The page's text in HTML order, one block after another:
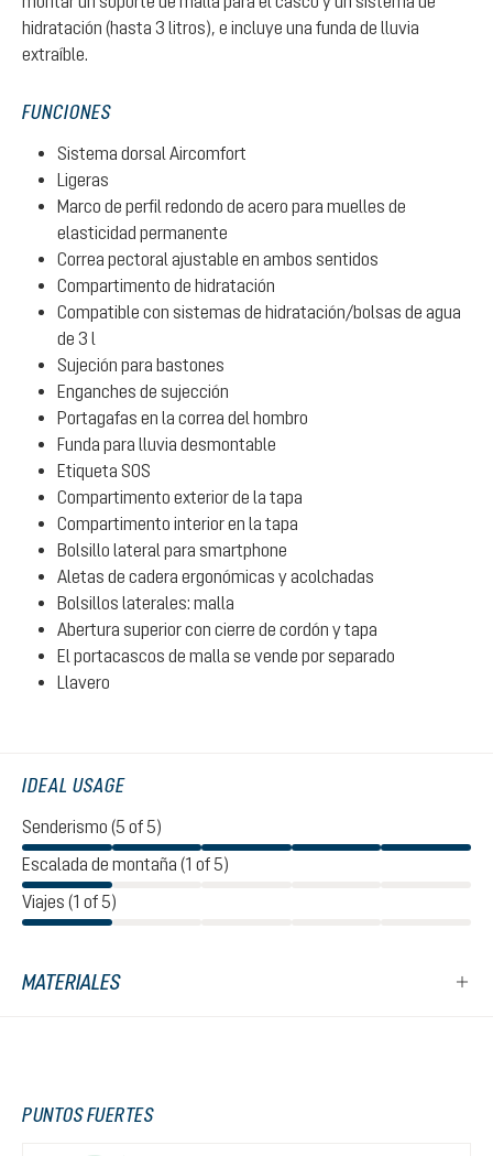
hidratación (hasta 3 litros), e incluye una funda de lluvia
extraíble.
FUNCIONES
Sistema dorsal Aircomfort
Ligeras
Marco de perfil redondo de acero para muelles de
elasticidad permanente
Correa pectoral ajustable en ambos sentidos
Compartimento de hidratación
Compatible con sistemas de hidratación/bolsas de agua
de 3 l
Sujeción para bastones
Enganches de sujección
Portagafas en la correa del hombro
Funda para lluvia desmontable
Etiqueta SOS
Compartimento exterior de la tapa
Compartimento interior en la tapa
Bolsillo lateral para smartphone
Aletas de cadera ergonómicas y acolchadas
Bolsillos laterales: malla
Abertura superior con cierre de cordón y tapa
El portacascos de malla se vende por separado
Llavero
IDEAL USAGE
Senderismo (5 of 5)
Escalada de montaña (1 of 5)
Viajes (1 of 5)
MATERIALES
PUNTOS FUERTES